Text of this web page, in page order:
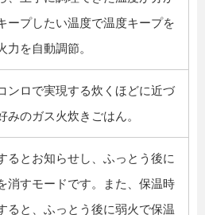
ープしたい温度で温度キープを
力を自動調節。
ンロで実現する炊くほどに近づ
みのガス火炊きごはん。
るとお知らせし、ふっとう後に
消すモードです。また、保温時
ると、ふっとう後に弱火で保温